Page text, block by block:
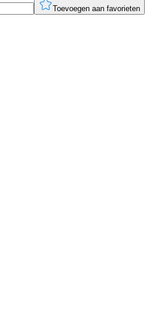
Toevoegen aan favorieten